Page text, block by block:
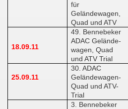
für
Geländewagen,
Quad und ATV
18.09.11
49. Bennebeker
ADAC Gelände-
wagen, Quad
und ATV Trial
25.09.11
30. ADAC
Geländewagen-
Quad und ATV-
Trial
3. Bennebeker